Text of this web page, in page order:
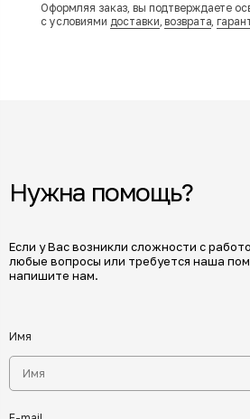
Оформляя заказ, вы подтверждаете
с условиями доставки,возврата,
Нужна помощь?
Если у Вас возникли сложности с
любые вопросы или требуется наша
напишите нам.
Имя